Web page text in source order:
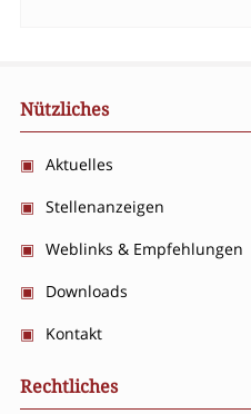
Nützliches
Aktuelles
Stellenanzeigen
Weblinks & Empfehlungen
Downloads
Kontakt
Rechtliches